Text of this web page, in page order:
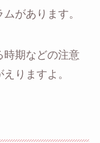
があります。
時期などの注意
りますよ。